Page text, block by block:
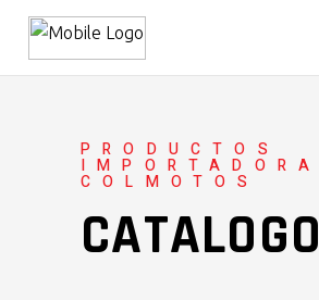
PRODUCTOS
IMPORTADORA
COLMOTOS
CATALOGO